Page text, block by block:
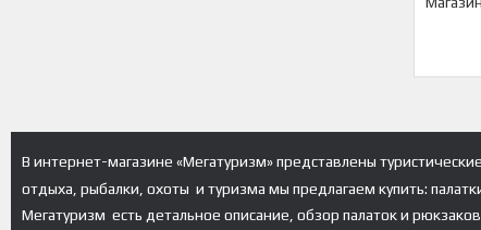
В интернет-магазине «Мегатуризм» представлены
отдыха, рыбалки, охоты и туризма мы предлагаем купить:
Мегатуризм есть детальное описание, обзор палаток и